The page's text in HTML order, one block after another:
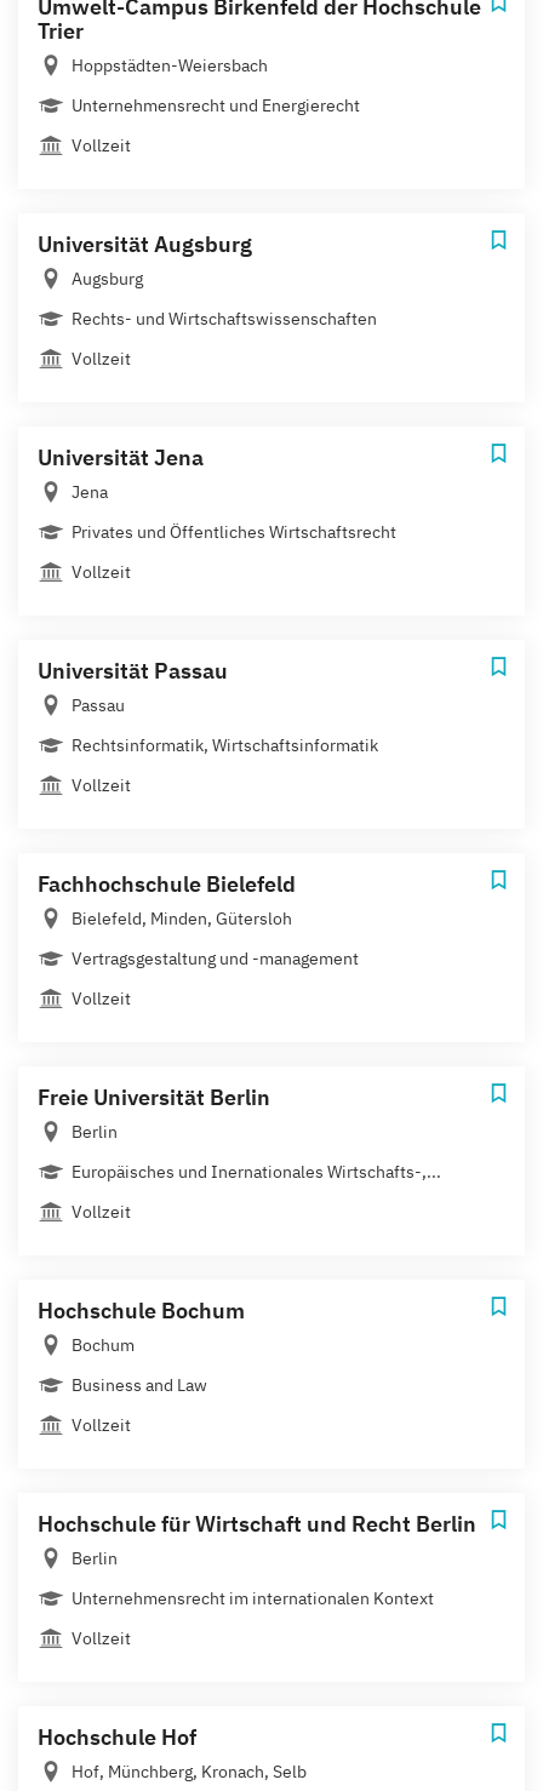
Umwelt-Campus Birkenfeld der Hochschule
Trier
Hoppstädten-Weiersbach
Unternehmensrecht und Energierecht
Vollzeit
Universität Augsburg
Augsburg
Rechts- und Wirtschaftswissenschaften
Vollzeit
Universität Jena
Jena
Privates und Öffentliches Wirtschaftsrecht
Vollzeit
Universität Passau
Passau
Rechtsinformatik, Wirtschaftsinformatik
Vollzeit
Fachhochschule Bielefeld
Bielefeld, Minden, Gütersloh
Vertragsgestaltung und -management
Vollzeit
Freie Universität Berlin
Berlin
Europäisches und Inernationales Wirtschafts-,...
Vollzeit
Hochschule Bochum
Bochum
Business and Law
Vollzeit
Hochschule für Wirtschaft und Recht Berlin
Berlin
Unternehmensrecht im internationalen Kontext
Vollzeit
Hochschule Hof
Hof, Münchberg, Kronach, Selb